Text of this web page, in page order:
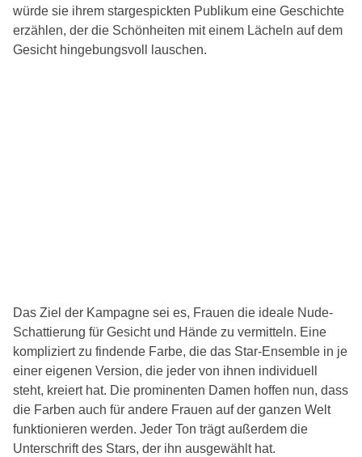
würde sie ihrem stargespickten Publikum eine Geschichte
erzählen, der die Schönheiten mit einem Lächeln auf dem
Gesicht hingebungsvoll lauschen.
Das Ziel der Kampagne sei es, Frauen die ideale Nude-
Schattierung für Gesicht und Hände zu vermitteln. Eine
kompliziert zu findende Farbe, die das Star-Ensemble in je
einer eigenen Version, die jeder von ihnen individuell
steht, kreiert hat. Die prominenten Damen hoffen nun, dass
die Farben auch für andere Frauen auf der ganzen Welt
funktionieren werden. Jeder Ton trägt außerdem die
Unterschrift des Stars, der ihn ausgewählt hat.